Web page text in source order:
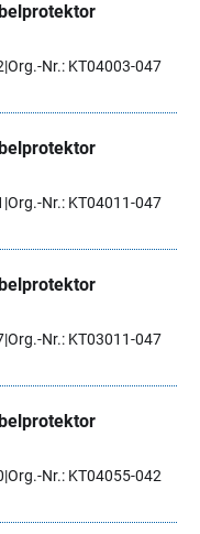
Org.-Nr.: KT04003-047
Org.-Nr.: KT04011-047
Org.-Nr.: KT03011-047
Org.-Nr.: KT04055-042